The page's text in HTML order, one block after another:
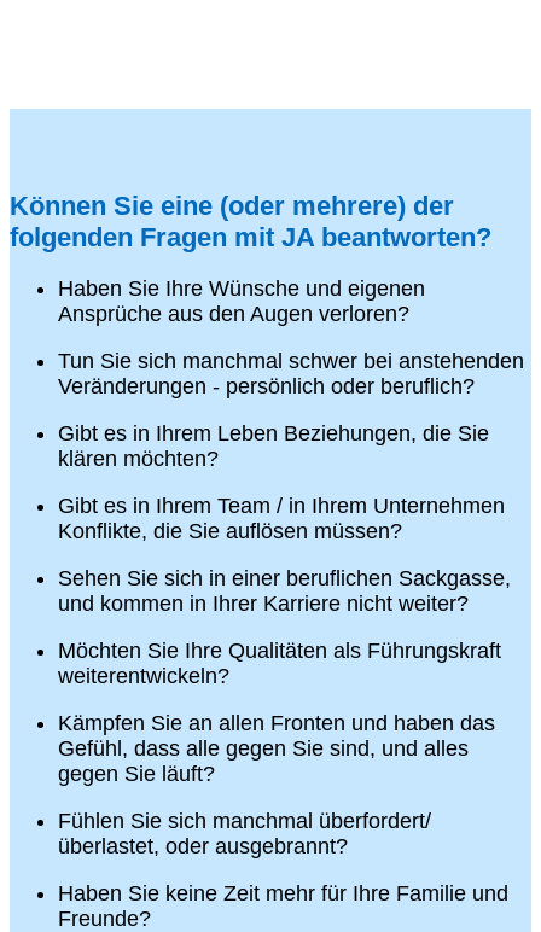
Können Sie eine (oder mehrere) der
folgenden Fragen mit JA beantworten?
Haben Sie Ihre Wünsche und eigenen
Ansprüche aus den Augen verloren?
Tun Sie sich manchmal schwer bei anstehenden
Veränderungen - persönlich oder beruflich?
Gibt es in Ihrem Leben Beziehungen, die Sie
klären möchten?
Gibt es in Ihrem Team / in Ihrem Unternehmen
Konflikte, die Sie auflösen müssen?
Sehen Sie sich in einer beruflichen Sackgasse,
und kommen in Ihrer Karriere nicht weiter?
Möchten Sie Ihre Qualitäten als Führungskraft
weiterentwickeln?
Kämpfen Sie an allen Fronten und haben das
Gefühl, dass alle gegen Sie sind, und alles
gegen Sie läuft?
Fühlen Sie sich manchmal überfordert/
überlastet, oder ausgebrannt?
Haben Sie keine Zeit mehr für Ihre Familie und
Freunde?